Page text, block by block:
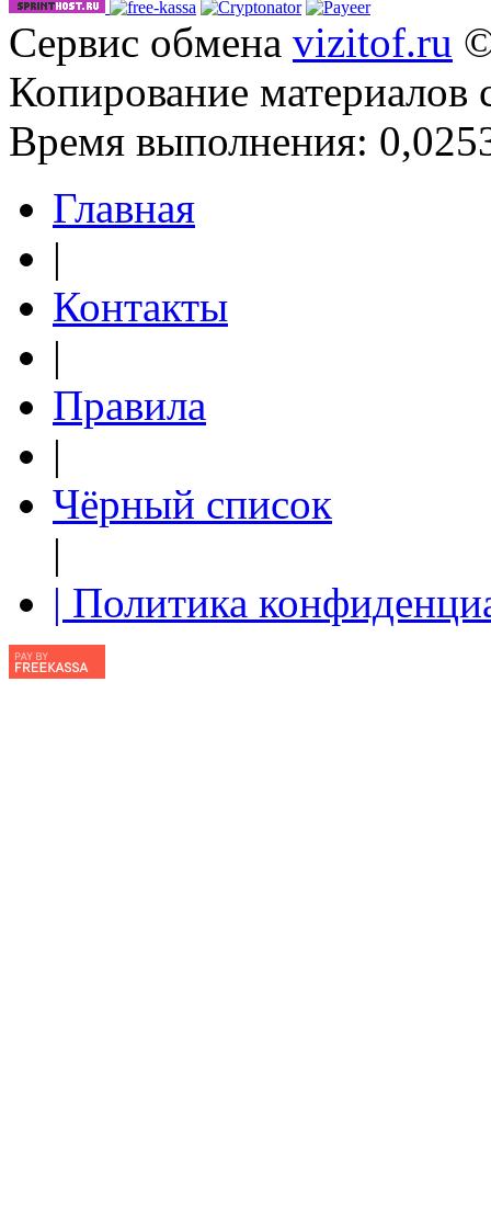
Сервис обмена vizitof.ru
Копирование материалов
Время выполнения:
Главная
|
Контакты
|
Правила
|
Чёрный список
|
| Политика